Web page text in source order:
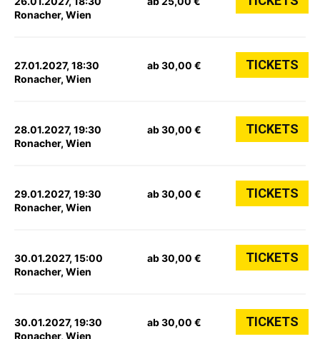
Ronacher, Wien
27.01.2027, 18:30
Ronacher, Wien
ab 30,00 € TICKETS
28.01.2027, 19:30
Ronacher, Wien
ab 30,00 € TICKETS
29.01.2027, 19:30
Ronacher, Wien
ab 30,00 € TICKETS
30.01.2027, 15:00
Ronacher, Wien
ab 30,00 € TICKETS
30.01.2027, 19:30
Ronacher, Wien
ab 30,00 € TICKETS